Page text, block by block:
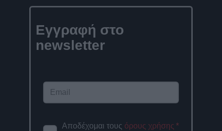
Εγγραφή στο
newsletter
Αποδέχομαι τους όρους χρήσης *